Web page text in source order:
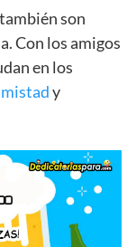
son
Con los amigos
en los
y